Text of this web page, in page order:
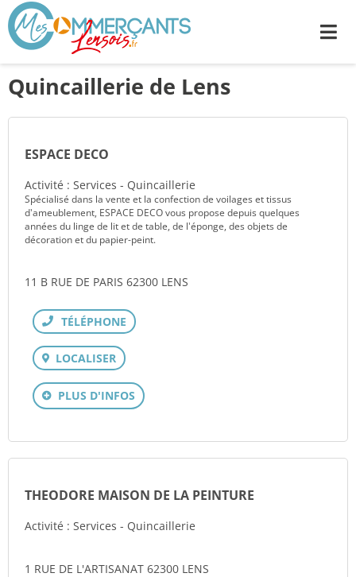
Quincaillerie de Lens
ESPACE DECO
Activité : Services - Quincaillerie
Spécialisé dans la vente et la confection de voilages et tissus
d'ameublement, ESPACE DECO vous propose depuis quelques
années du linge de lit et de table, de l'éponge, des objets de
décoration et du papier-peint.
11 B RUE DE PARIS 62300 LENS
Téléphone
LOCALISER
PLUS D'INFOS
THEODORE MAISON DE LA PEINTURE
Activité : Services - Quincaillerie
1 RUE DE L'ARTISANAT 62300 LENS